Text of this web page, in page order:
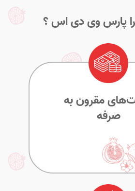
پارس وی دی اس ؟
مقرون به
صرفه